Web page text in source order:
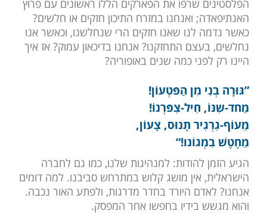
הפלסטינים שרפו את הפארקים הללו ראשונים עם פרוץ
האנתיפאדה; ואנחנו במזרח התיכון חזקים או חלשים?
כאשר נדמה לנו שאנו חזקים הרי שנחלשנו, וכאשר אנו
נחלשים, בעצם התחזקנו? אנחנו בדיכאון עמוק? אז איך
היינו רק לפני כמה שנים באופוריה?
”גּוּרָה בְנִי מִן הַפּטְעוֹן!
מֵחד-שִנּוֹ, חִיל-צִפּרְנוֹ!
מֵעוֹף-גִרְגִיר תָנוּס, צָעוֹן,
מֵחֶטֶשׁ בִמְגוֹנו!“
הגיע הזמן להודות: למנהיגות שלנו, כמו גם לחברה
הישראלית, אין מושג קלוש במתרחש סביבנו. למה דומים
אנחנו? לאדם היורד בחדר מדרגות, ולפתע האור נכבה.
והוא מגשש בידיו בחפשו אחר המפסק.